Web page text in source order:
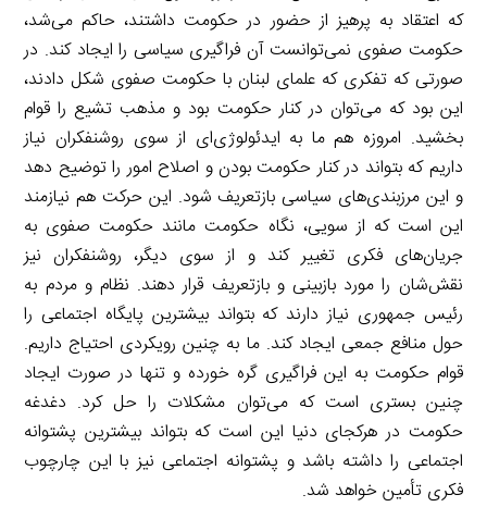
که اعتقاد به پرهیز از حضور در حکومت داشتند، حاکم می‌شد،
حکومت صفوی نمی‌توانست آن فراگیری سیاسی را ایجاد کند. در
صورتی که تفکری که علمای لبنان با حکومت صفوی شکل دادند،
این بود که می‌توان در کنار حکومت بود و مذهب تشیع را قوام
بخشید. امروزه هم ما به ایدئولوژی‌ای از سوی روشنفکران نیاز
داریم که بتواند در کنار حکومت بودن و اصلاح امور را توضیح دهد
و این مرزبندی‌های سیاسی بازتعریف شود. این حرکت هم نیازمند
این است که از سویی، نگاه حکومت مانند حکومت صفوی به
جریان‌های فکری تغییر کند و از سوی دیگر، روشنفکران نیز
نقش‌شان را مورد بازبینی و بازتعریف قرار دهند. نظام و مردم به
رئیس جمهوری نیاز دارند که بتواند بیشترین پایگاه اجتماعی را
حول منافع جمعی ایجاد کند. ما به چنین رویکردی احتیاج داریم.
قوام حکومت به این فراگیری گره خورده و تنها در صورت ایجاد
چنین بستری است که می‌توان مشکلات را حل کرد. دغدغه
حکومت در هرکجای دنیا این است که بتواند بیشترین پشتوانه
اجتماعی را داشته باشد و پشتوانه اجتماعی نیز با این چارچوب
فکری تأمین خواهد شد.